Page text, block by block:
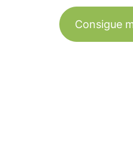
Consigue